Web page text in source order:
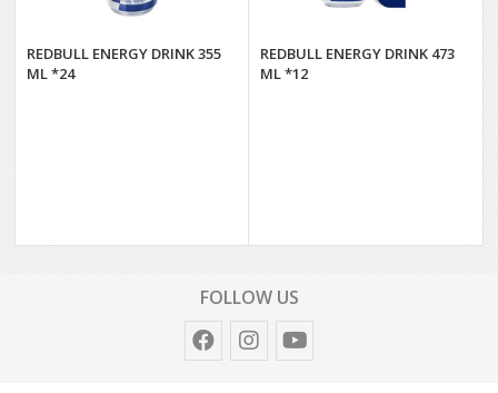
REDBULL ENERGY DRINK 355
ML *24
REDBULL ENERGY DRINK 473
ML *12
FOLLOW US